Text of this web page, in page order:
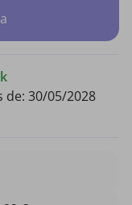
de: 30/05/2028